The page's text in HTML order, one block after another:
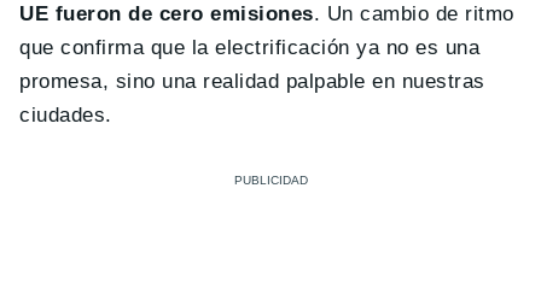
UE fueron de cero emisiones. Un cambio de ritmo
que confirma que la electrificación ya no es una
promesa, sino una realidad palpable en nuestras
ciudades.